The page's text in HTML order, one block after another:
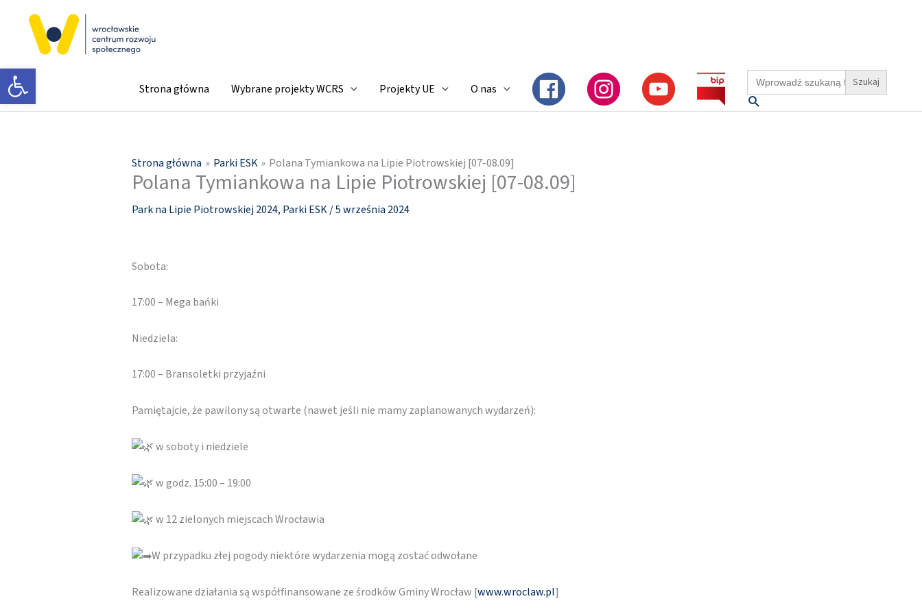
Otwórz pasek narzędzi Strona główna Wybrane projekty WCRS Projekty UE O nas
Search
for:
Szukaj
Strona główna Parki ESK Polana Tymiankowa na Lipie Piotrowskiej [07-08.09]
Polana Tymiankowa na Lipie Piotrowskiej [07-08.09]
Park na Lipie Piotrowskiej 2024, Parki ESK/5 września 2024
Sobota:
17:00 – Mega bańki
Niedziela:
17:00 – Bransoletki przyjaźni
Pamiętajcie, że pawilony są otwarte (nawet jeśli nie mamy zaplanowanych wydarzeń):
w soboty i niedziele
w godz. 15:00 – 19:00
w 12 zielonych miejscach Wrocławia
W przypadku złej pogody niektóre wydarzenia mogą zostać odwołane
Realizowane działania są współfinansowane ze środków Gminy Wrocław [www.wroclaw.pl]